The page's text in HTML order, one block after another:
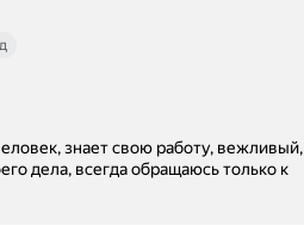
знает свою работу, вежливый,
дела, всегда обращаюсь только к